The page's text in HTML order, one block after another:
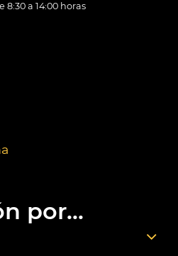
8:30 a 14:00 horas
por...